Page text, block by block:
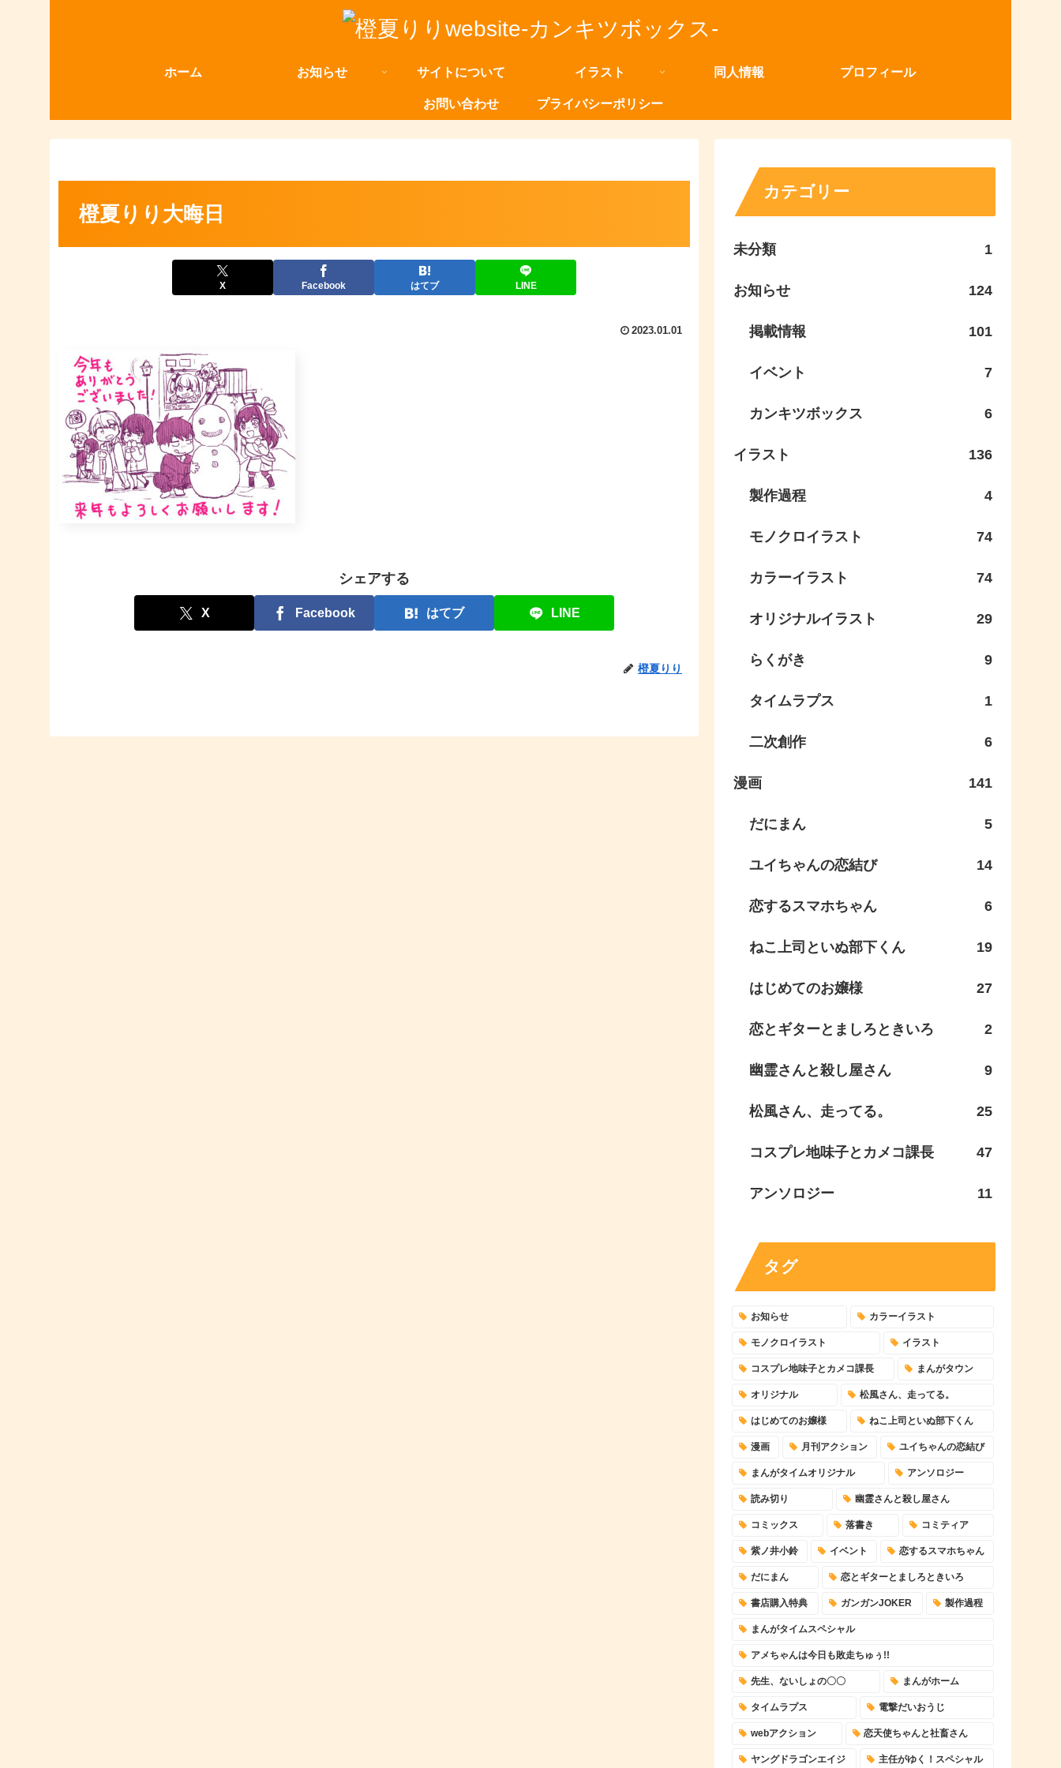
ホーム お知らせ サイトについて イラスト 同人情報 プロフィール
お問い合わせ プライバシーポリシー
橙夏りり大晦日
X Facebook はてブ LINE
2023.01.01
シェアする
X Facebook はてブ LINE
橙夏りり
カテゴリー
未分類 1
お知らせ 124
掲載情報 101
イベント 7
カンキツボックス 6
イラスト 136
製作過程 4
モノクロイラスト 74
カラーイラスト 74
オリジナルイラスト 29
らくがき 9
タイムラプス 1
二次創作 6
漫画 141
だにまん 5
ユイちゃんの恋結び 14
恋するスマホちゃん 6
ねこ上司といぬ部下くん 19
はじめてのお嬢様 27
恋とギターとましろときいろ 2
幽霊さんと殺し屋さん 9
松風さん、走ってる。 25
コスプレ地味子とカメコ課長 47
アンソロジー 11
タグ
お知らせ カラーイラスト
モノクロイラスト イラスト
コスプレ地味子とカメコ課長 まんがタウン
オリジナル 松風さん、走ってる。
はじめてのお嬢様 ねこ上司といぬ部下くん
漫画 月刊アクション ユイちゃんの恋結び
まんがタイムオリジナル アンソロジー
読み切り 幽霊さんと殺し屋さん
コミックス 落書き コミティア
紫ノ井小鈴 イベント 恋するスマホちゃん
だにまん 恋とギターとましろときいろ
書店購入特典 ガンガンJOKER 製作過程
まんがタイムスペシャル
アメちゃんは今日も敗走ちゅぅ!!
先生、ないしょの〇〇 まんがホーム
タイムラプス 電撃だいおうじ
webアクション 恋天使ちゃんと社畜さん
ヤングドラゴンエイジ 主任がゆく！スペシャル